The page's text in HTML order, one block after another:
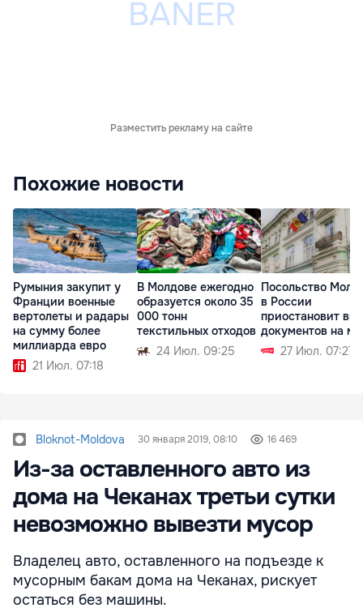
Разместить рекламу на сайте
Похожие новости
Румыния закупит у
Франции военные
вертолеты и радары
на сумму более
миллиарда евро
21 Июл. 07:18
В Молдове ежегодно
образуется около 35
000 тонн
текстильных отходов
24 Июл. 09:25
Посольство
в России
приостановит
документов на
27 Июл. 07:27
Bloknot-Moldova 30 января 2019, 08:10 16 469
Из-за оставленного авто из
дома на Чеканах третьи сутки
невозможно вывезти мусор
Владелец авто, оставленного на подъезде к
мусорным бакам дома на Чеканах, рискует
остаться без машины.